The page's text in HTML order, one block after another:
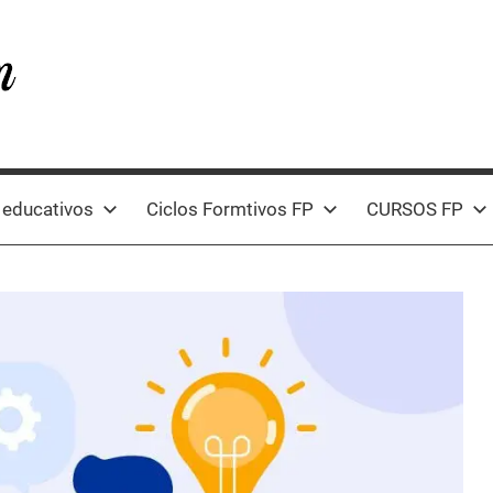
Ciclos Formtivos FP CURSOS FP